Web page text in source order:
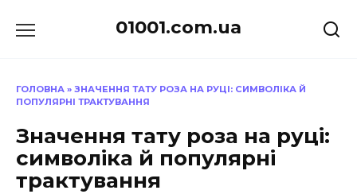
до
01001.com.ua
ГОЛОВНА » ЗНАЧЕННЯ ТАТУ РОЗА НА РУЦІ: СИМВОЛІКА Й
ПОПУЛЯРНІ ТРАКТУВАННЯ
Значення тату роза на руці:
символіка й популярні
трактування